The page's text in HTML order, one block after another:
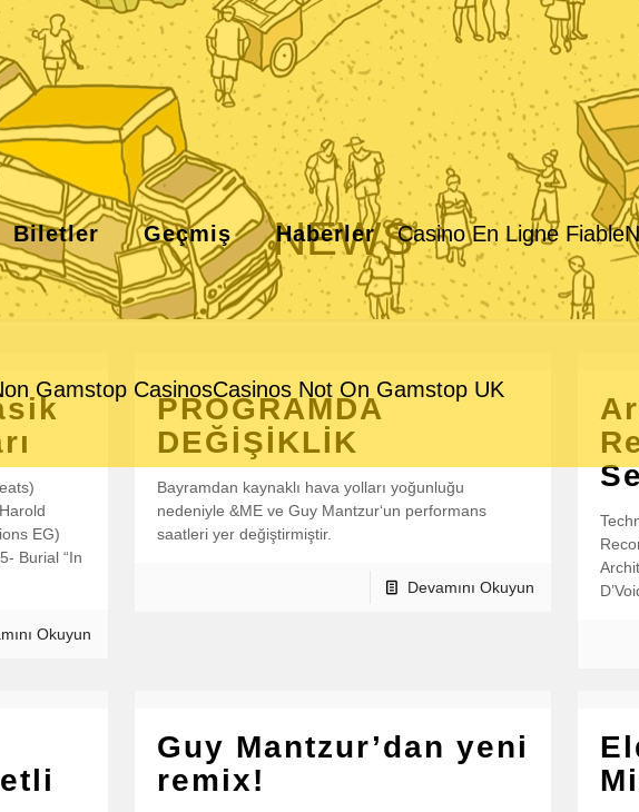
Biletler Geçmiş Haberler Casino En Ligne Fiable
Gamstop CasinosCasinos Not On Gamstop UK
NEWS
EG)
Burial “In
Okuyun
PROGRAMDA
DEĞİŞİKLİK
Bayramdan kaynaklı hava yolları yoğunluğu
nedeniyle &ME ve Guy Mantzur‘un performans
saatleri yer değiştirmiştir.
Devamını Okuyun
Guy Mantzur’dan yeni
remix!